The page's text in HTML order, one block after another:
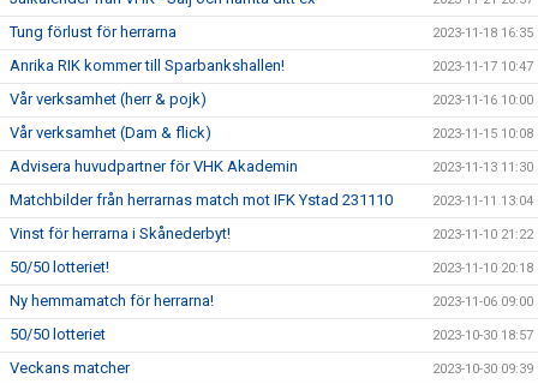
Tung förlust för herrarna 2023-11-18 16:35
Anrika RIK kommer till Sparbankshallen! 2023-11-17 10:47
Vår verksamhet (herr & pojk) 2023-11-16 10:00
Vår verksamhet (Dam & flick) 2023-11-15 10:08
Advisera huvudpartner för VHK Akademin 2023-11-13 11:30
Matchbilder från herrarnas match mot IFK Ystad 231110 2023-11-11 13:04
Vinst för herrarna i Skånederbyt! 2023-11-10 21:22
50/50 lotteriet! 2023-11-10 20:18
Ny hemmamatch för herrarna! 2023-11-06 09:00
50/50 lotteriet 2023-10-30 18:57
Veckans matcher 2023-10-30 09:39